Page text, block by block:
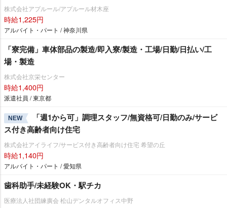
株式会社アプルール/アプルール材木座
時給1,225円
アルバイト・パート / 神奈川県
「寮完備」車体部品の製造/即入寮/製造・工場/日勤/日払い/工
場・製造
株式会社京栄センター
時給1,400円
派遣社員 / 東京都
NEW
「週1から可」調理スタッフ/無資格可/日勤のみ/サービ
ス付き高齢者向け住宅
株式会社アイライフ/サービス付き高齢者向け住宅 希望の丘
時給1,140円
アルバイト・パート / 愛知県
歯科助手/未経験OK・駅チカ
医療法人社団練廣会 松山デンタルオフィス中野